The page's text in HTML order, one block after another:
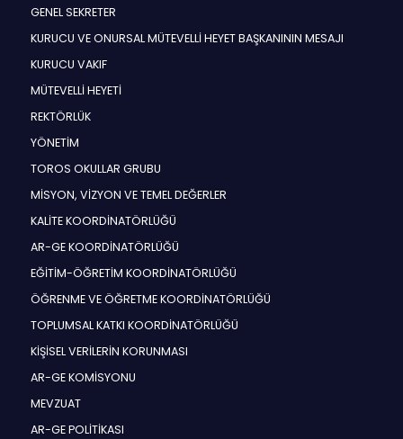
GENEL SEKRETER
KURUCU VE ONURSAL MÜTEVELLİ HEYET BAŞKANININ MESAJI
KURUCU VAKIF
MÜTEVELLİ HEYETİ
REKTÖRLÜK
YÖNETİM
TOROS OKULLAR GRUBU
MİSYON, VİZYON VE TEMEL DEĞERLER
KALİTE KOORDİNATÖRLÜĞÜ
AR-GE KOORDİNATÖRLÜĞÜ
EĞİTİM-ÖĞRETİM KOORDİNATÖRLÜĞÜ
ÖĞRENME VE ÖĞRETME KOORDİNATÖRLÜĞÜ
TOPLUMSAL KATKI KOORDİNATÖRLÜĞÜ
KİŞİSEL VERİLERİN KORUNMASI
AR-GE KOMİSYONU
MEVZUAT
AR-GE POLİTİKASI